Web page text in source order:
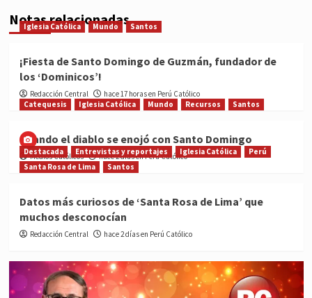
Notas relacionadas
Iglesia Católica Mundo Santos
¡Fiesta de Santo Domingo de Guzmán, fundador de
los ‘Dominicos’!
Redacción Central
hace 17 horas en Perú Católico
Catequesis
Iglesia Católica Mundo Recursos Santos
Cuando el diablo se enojó con Santo Domingo
Medios Católicos hace 2 días en Perú Católico
Destacada Entrevistas y reportajes Iglesia Católica
Perú
Santa Rosa de Lima
Santos
Datos más curiosos de ‘Santa Rosa de Lima’ que
muchos desconocían
Redacción Central hace 2 días en Perú Católico